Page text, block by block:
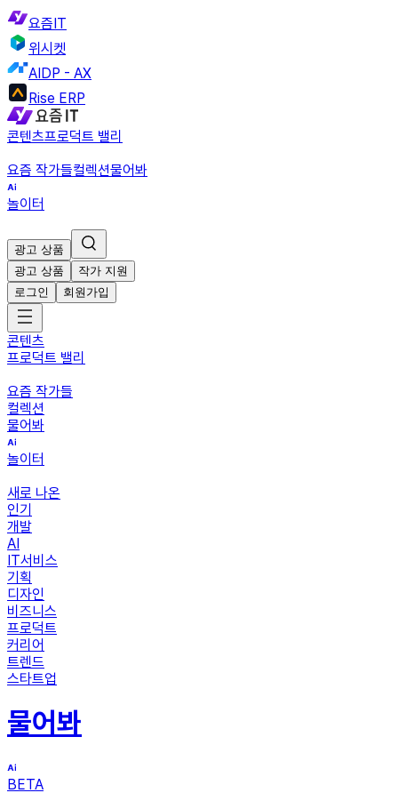
요즘IT
위시켓
AIDP - AX
Rise ERP
콘텐츠프로덕트 밸리
요즘 작가들컬렉션물어봐
놀이터
광고 상품
광고 상품
작가 지원
로그인
회원가입
콘텐츠
프로덕트 밸리
요즘 작가들
컬렉션
물어봐
놀이터
새로 나온
인기
개발
AI
IT서비스
기획
디자인
비즈니스
프로덕트
커리어
트렌드
스타트업
물어봐
BETA